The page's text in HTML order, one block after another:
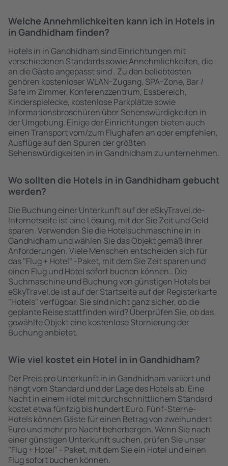
Welche Annehmlichkeiten kann ich in Hotels in
in Gandhidham finden?
Hotels in in Gandhidham sind Einrichtungen mit
verschiedenen Standards sowie Annehmlichkeiten, die
an die Gäste angepasst sind . Zu den beliebtesten
gehören kostenloser WLAN-Zugang, SPA-Zone, Bar /
Safe im Zimmer, Konferenzzentrum, Essbereich,
Kinderspielecke, kostenlose Parkplätze sowie
Informationsbroschüren über Sehenswürdigkeiten in
der Umgebung. Einige der Einrichtungen bieten auch
einen Transport vom/zum Flughafen an oder empfehlen,
Ausflüge auf den Spuren der größten
Sehenswürdigkeiten in in Gandhidham zu unternehmen.
Wo sollten die Hotels in in Gandhidham gebucht
werden?
Die Buchung einer Unterkunft auf der eSkyTravel.de-
Internetseite ist eine Lösung, mit der Sie Zeit und Geld
sparen. Verwenden Sie die Hotelsuchmaschine in in
Gandhidham und wählen Sie das Objekt gemäß Ihrer
Anforderungen. Viele Menschen entscheiden sich für
das "Flug + Hotel" -Paket, mit dem Sie Zeit sparen und
einen Flug und Hotel sofort buchen können.. Die
Suchmaschine und Buchung von günstigen Hotels bei
eSkyTravel.de ist auf der Startseite auf der Registerkarte
"Hotels" verfügbar. Sie sind nicht ganz sicher, ob die
geplante Reise stattfinden wird? Überprüfen Sie, ob das
gewählte Objekt eine kostenlose Stornierung der
Buchung anbietet.
Wie viel kostet ein Hotel in in Gandhidham?
Der Preis pro Unterkunft in in Gandhidham variiert und
hängt vom Standard und der Lage des Hotels ab. Eine
Nacht in einem Hotel mit durchschnittlichem Standard
kostet etwa fünfzig bis hundert Euro. Fünf-Sterne-
Hotels können Gäste für einen Betrag von zweihundert
Euro und mehr pro Nacht beherbergen. Wenn Sie nach
einer günstigen Unterkunft suchen, prüfen Sie unser
"Flug + Hotel" - Paket, mit dem Sie ein Hotel und einen
Flug sofort buchen können.